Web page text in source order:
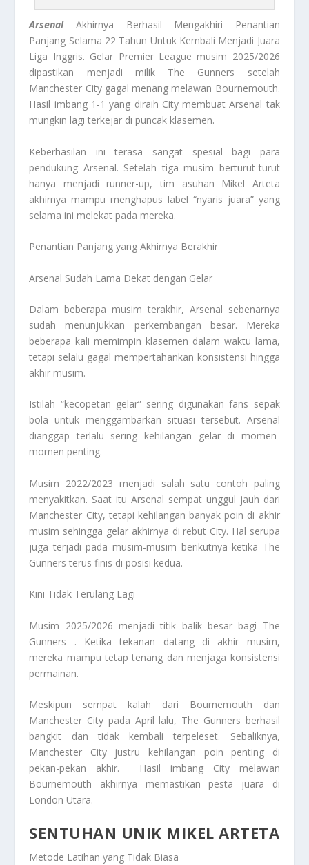
ArsenalAkhirnya Berhasil Mengakhiri Penantian
Panjang Selama 22 Tahun Untuk Kembali Menjadi Juara
Liga Inggris. Gelar Premier League musim 2025/2026
dipastikan menjadi milik The Gunners setelah
Manchester City gagal menang melawan Bournemouth.
Hasil imbang 1-1 yang diraih City membuat Arsenal tak
mungkin lagi terkejar di puncak klasemen.
Keberhasilan ini terasa sangat spesial bagi para
pendukung Arsenal. Setelah tiga musim berturut-turut
hanya menjadi runner-up, tim asuhan Mikel Arteta
akhirnya mampu menghapus label “nyaris juara” yang
selama ini melekat pada mereka.
Penantian Panjang yang Akhirnya Berakhir
Arsenal Sudah Lama Dekat dengan Gelar
Dalam beberapa musim terakhir, Arsenal sebenarnya
sudah menunjukkan perkembangan besar. Mereka
beberapa kali memimpin klasemen dalam waktu lama,
tetapi selalu gagal mempertahankan konsistensi hingga
akhir musim.
Istilah “kecopetan gelar” sering digunakan fans sepak
bola untuk menggambarkan situasi tersebut. Arsenal
dianggap terlalu sering kehilangan gelar di momen-
momen penting.
Musim 2022/2023 menjadi salah satu contoh paling
menyakitkan. Saat itu Arsenal sempat unggul jauh dari
Manchester City, tetapi kehilangan banyak poin di akhir
musim sehingga gelar akhirnya di rebut City. Hal serupa
juga terjadi pada musim-musim berikutnya ketika The
Gunners terus finis di posisi kedua.
Kini Tidak Terulang Lagi
Musim 2025/2026 menjadi titik balik besar bagi The
Gunners . Ketika tekanan datang di akhir musim,
mereka mampu tetap tenang dan menjaga konsistensi
permainan.
Meskipun sempat kalah dari Bournemouth dan
Manchester City pada April lalu, The Gunners berhasil
bangkit dan tidak kembali terpeleset. Sebaliknya,
Manchester City justru kehilangan poin penting di
pekan-pekan akhir. Hasil imbang City melawan
Bournemouth akhirnya memastikan pesta juara di
London Utara.
SENTUHAN UNIK MIKEL ARTETA
Metode Latihan yang Tidak Biasa